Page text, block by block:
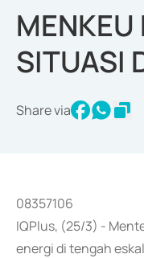
MENKEU
SITUASI
Share via
08357106
IQPlus, (25/3) -
energi di tengah